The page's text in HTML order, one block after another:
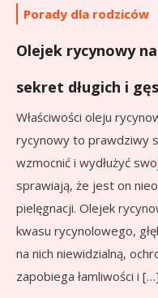
Porady dla rodziców
Olejek rycynowy
sekret długich i
Właściwości oleju
rycynowy to prawdziwy
wzmocnić i wydłużyć
sprawiają, że jest on
pielęgnacji. Olejek
kwasu rycynolowego,
na nich niewidzialną,
zapobiega łamliwości i […]